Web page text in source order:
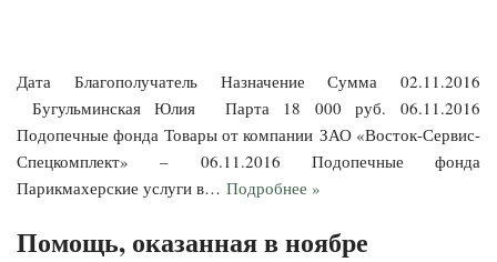
Дата Благополучатель Назначение Сумма 02.11.2016
Бугульминская Юлия Парта 18 000 руб. 06.11.2016
Подопечные фонда Товары от компании ЗАО «Восток-Сервис-
Спецкомплект» – 06.11.2016 Подопечные фонда
Парикмахерские услуги в… Подробнее »
Помощь, оказанная в ноябре